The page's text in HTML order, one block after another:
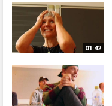
01:42